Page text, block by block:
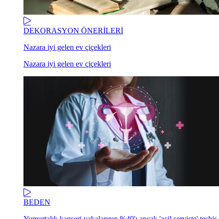
DEKORASYON ÖNERİLERİ
Nazara iyi gelen ev çiçekleri
Nazara iyi gelen ev çiçekleri
BEDEN